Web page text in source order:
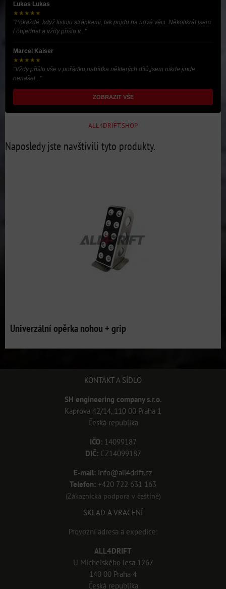
Lukas Lukas
★★★★★
"Pokaždé, když listuju stránkami, tak prijdu na nové věci. Několikrát jsem
i objednal a vždy přišlo v..."
Marcel Kaiser
★★★★★
"Vždy přišlo vše v pořádku,nabídka některých dílů,jsem nikde jinde
nenašel..."
ZOBRAZIT VŠE
ALL4DRIFT.SHOP
Naposledy jste navštívili tyto produkty.
Univerzální opěrka nohou + grip
KONTAKT A SÍDLO
SH engineering company s.r.o.
Kaprova 42/14, 110 00 Praha 1
Česká republika
IČO:14099187
DIČ:CZ14099187
E-mail: info@all4drift.cz
Telefon: +420 722 631 163
(Zákaznická podpora v češtině)
SKLAD A VRACENÍ
Provozní adresa a expedice:
ALL4DRIFT
U Michelského lesa 1267
140 00 Praha 4
Česká republika